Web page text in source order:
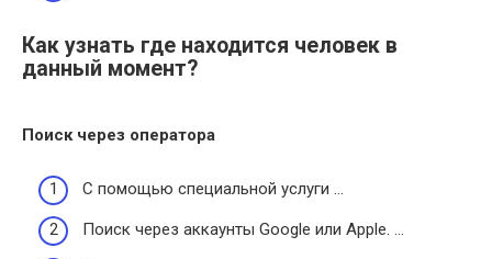
Как узнать где находится человек в
данный момент?
Поиск через оператора
С помощью специальной услуги …
Поиск через аккаунты Google или Apple. …